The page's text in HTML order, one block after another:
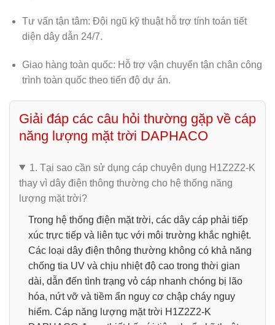
Tư vấn tận tâm: Đội ngũ kỹ thuật hỗ trợ tính toán tiết
diện dây dẫn 24/7.
Giao hàng toàn quốc: Hỗ trợ vận chuyển tận chân công
trình toàn quốc theo tiến độ dự án.
Giải đáp các câu hỏi thường gặp về cáp
năng lượng mặt trời DAPHACO
1. Tại sao cần sử dụng cáp chuyên dụng H1Z2Z2-K
thay vì dây điện thông thường cho hệ thống năng
lượng mặt trời?
Trong hệ thống điện mặt trời, các dây cáp phải tiếp
xúc trực tiếp và liên tục với môi trường khắc nghiệt.
Các loại dây điện thông thường không có khả năng
chống tia UV và chịu nhiệt độ cao trong thời gian
dài, dẫn đến tình trạng vỏ cáp nhanh chóng bị lão
hóa, nứt vỡ và tiềm ẩn nguy cơ chập cháy nguy
hiểm. Cáp năng lượng mặt trời H1Z2Z2-K